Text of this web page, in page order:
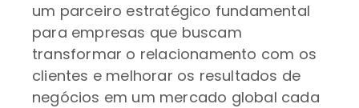
um parceiro estratégico fundamental
para empresas que buscam
transformar o relacionamento com os
clientes e melhorar os resultados de
negócios em um mercado global cada